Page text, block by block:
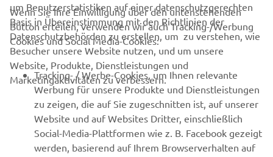
um Benutzerstatistiken auf einer datenschutzgerechten
Basis in Übereinstimmung mit den Richtlinien der
Datenschutzbehörden zu erstellen, um zu verstehen, wie
Besucher unsere Website nutzen, und um unsere
Website, Produkte, Dienstleistungen und
Marketingaktivitäten zu verbessern.
Wenn Sie Ihre Einwilligung über den untenstehenden
Button erteilen, verwenden wir auch Tracking-/Werbung
Cookies und Social Media-Cookies:
Tracking- / Werbe-Cookies, um Ihnen relevante
Werbung für unsere Produkte und Dienstleistungen
zu zeigen, die auf Sie zugeschnitten ist, auf unserer
Website und auf Websites Dritter, einschließlich
Social-Media-Plattformen wie z. B. Facebook gezeigt
werden, basierend auf Ihrem Browserverhalten auf